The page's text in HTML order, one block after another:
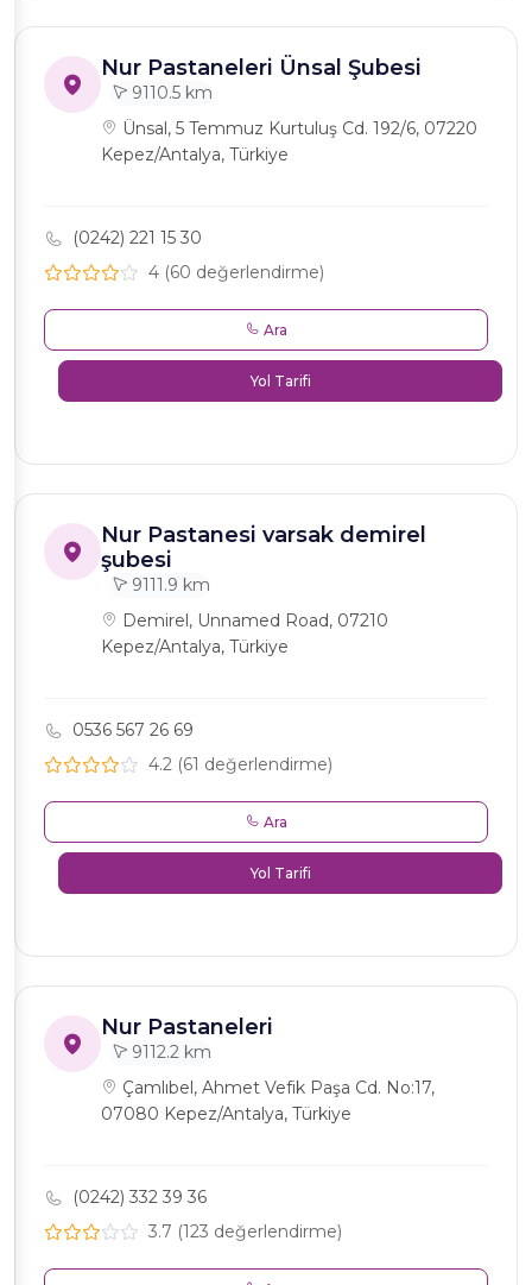
Nur Pastaneleri Ünsal Şubesi
9110.5 km
Ünsal, 5 Temmuz Kurtuluş Cd. 192/6, 07220
Kepez/Antalya, Türkiye
(0242) 221 15 30
4 (60 değerlendirme)
Ara
Yol Tarifi
Nur Pastanesi varsak demirel
şubesi
9111.9 km
Demirel, Unnamed Road, 07210
Kepez/Antalya, Türkiye
0536 567 26 69
4.2 (61 değerlendirme)
Ara
Yol Tarifi
Nur Pastaneleri
9112.2 km
Çamlıbel, Ahmet Vefik Paşa Cd. No:17,
07080 Kepez/Antalya, Türkiye
(0242) 332 39 36
3.7 (123 değerlendirme)